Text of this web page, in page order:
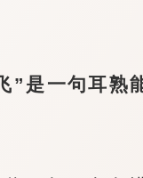
一句耳熟